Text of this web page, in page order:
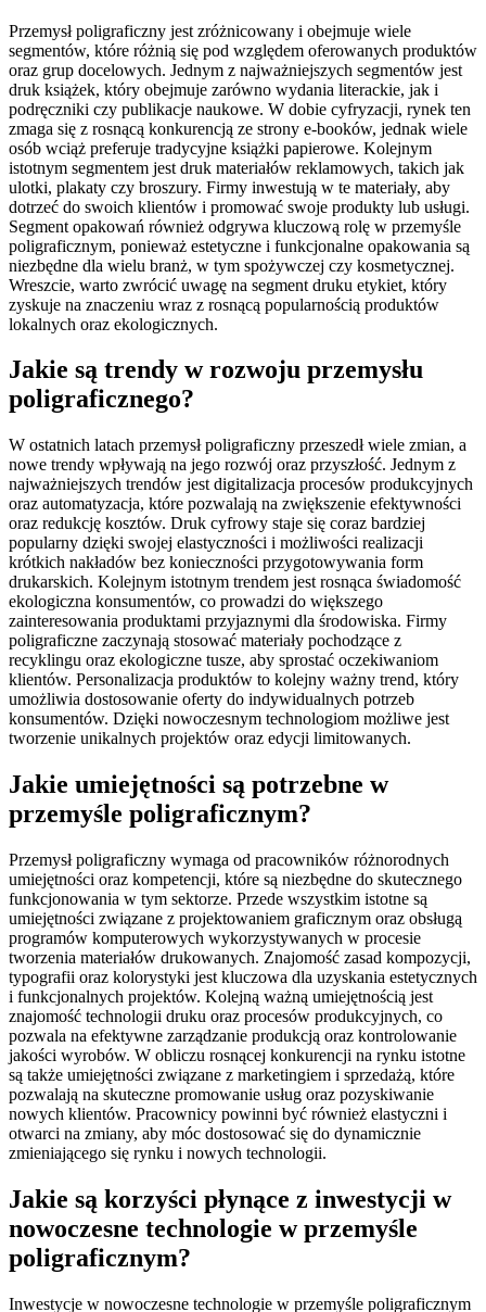
Przemysł poligraficzny jest zróżnicowany i obejmuje wiele
segmentów, które różnią się pod względem oferowanych produktów
oraz grup docelowych. Jednym z najważniejszych segmentów jest
druk książek, który obejmuje zarówno wydania literackie, jak i
podręczniki czy publikacje naukowe. W dobie cyfryzacji, rynek ten
zmaga się z rosnącą konkurencją ze strony e-booków, jednak wiele
osób wciąż preferuje tradycyjne książki papierowe. Kolejnym
istotnym segmentem jest druk materiałów reklamowych, takich jak
ulotki, plakaty czy broszury. Firmy inwestują w te materiały, aby
dotrzeć do swoich klientów i promować swoje produkty lub usługi.
Segment opakowań również odgrywa kluczową rolę w przemyśle
poligraficznym, ponieważ estetyczne i funkcjonalne opakowania są
niezbędne dla wielu branż, w tym spożywczej czy kosmetycznej.
Wreszcie, warto zwrócić uwagę na segment druku etykiet, który
zyskuje na znaczeniu wraz z rosnącą popularnością produktów
lokalnych oraz ekologicznych.
Jakie są trendy w rozwoju przemysłu
poligraficznego?
W ostatnich latach przemysł poligraficzny przeszedł wiele zmian, a
nowe trendy wpływają na jego rozwój oraz przyszłość. Jednym z
najważniejszych trendów jest digitalizacja procesów produkcyjnych
oraz automatyzacja, które pozwalają na zwiększenie efektywności
oraz redukcję kosztów. Druk cyfrowy staje się coraz bardziej
popularny dzięki swojej elastyczności i możliwości realizacji
krótkich nakładów bez konieczności przygotowywania form
drukarskich. Kolejnym istotnym trendem jest rosnąca świadomość
ekologiczna konsumentów, co prowadzi do większego
zainteresowania produktami przyjaznymi dla środowiska. Firmy
poligraficzne zaczynają stosować materiały pochodzące z
recyklingu oraz ekologiczne tusze, aby sprostać oczekiwaniom
klientów. Personalizacja produktów to kolejny ważny trend, który
umożliwia dostosowanie oferty do indywidualnych potrzeb
konsumentów. Dzięki nowoczesnym technologiom możliwe jest
tworzenie unikalnych projektów oraz edycji limitowanych.
Jakie umiejętności są potrzebne w
przemyśle poligraficznym?
Przemysł poligraficzny wymaga od pracowników różnorodnych
umiejętności oraz kompetencji, które są niezbędne do skutecznego
funkcjonowania w tym sektorze. Przede wszystkim istotne są
umiejętności związane z projektowaniem graficznym oraz obsługą
programów komputerowych wykorzystywanych w procesie
tworzenia materiałów drukowanych. Znajomość zasad kompozycji,
typografii oraz kolorystyki jest kluczowa dla uzyskania estetycznych
i funkcjonalnych projektów. Kolejną ważną umiejętnością jest
znajomość technologii druku oraz procesów produkcyjnych, co
pozwala na efektywne zarządzanie produkcją oraz kontrolowanie
jakości wyrobów. W obliczu rosnącej konkurencji na rynku istotne
są także umiejętności związane z marketingiem i sprzedażą, które
pozwalają na skuteczne promowanie usług oraz pozyskiwanie
nowych klientów. Pracownicy powinni być również elastyczni i
otwarci na zmiany, aby móc dostosować się do dynamicznie
zmieniającego się rynku i nowych technologii.
Jakie są korzyści płynące z inwestycji w
nowoczesne technologie w przemyśle
poligraficznym?
Inwestycje w nowoczesne technologie w przemyśle poligraficznym